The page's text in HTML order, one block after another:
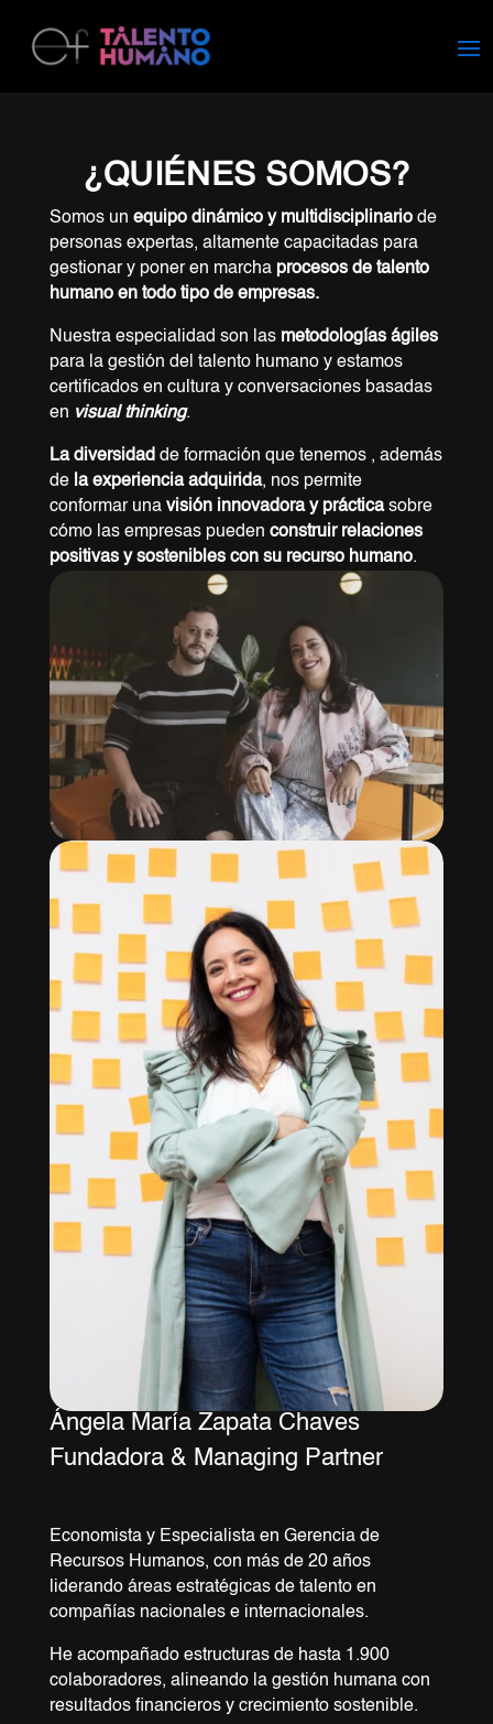
¿QUIÉNES SOMOS?
Somos un equipo dinámico y multidisciplinario de
personas expertas, altamente capacitadas para
gestionar y poner en marcha procesos de talento
humano en todo tipo de empresas.
Nuestra especialidad son las metodologías ágiles
para la gestión del talento humano y estamos
certificados en cultura y conversaciones basadas
en visualthinking.
La diversidad de formación que tenemos , además
de la experiencia adquirida, nos permite
conformar una visión innovadora y prácticasobre
cómo las empresas pueden construir relaciones
positivas y sostenibles con su recurso humano.
Ángela María Zapata Chaves
Fundadora & Managing Partner
Economista y Especialista en Gerencia de
Recursos Humanos, con más de 20 años
liderando áreas estratégicas de talento en
compañías nacionales e internacionales.
He acompañado estructuras de hasta 1.900
colaboradores, alineando la gestión humana con
resultados financieros y crecimiento sostenible.